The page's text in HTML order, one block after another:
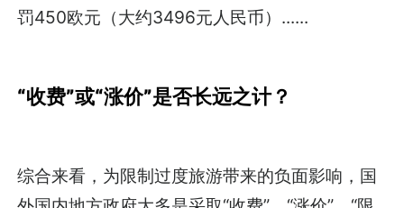
罚450欧元（大约3496元人民币）......
“收费”或“涨价”是否长远之计？
综合来看，为限制过度旅游带来的负面影响，国